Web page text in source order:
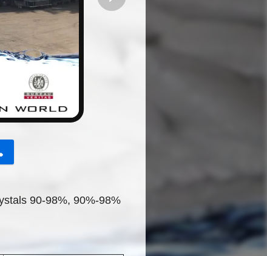
90-98%, 90%-98%